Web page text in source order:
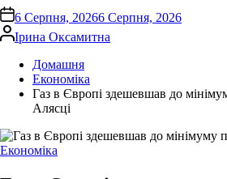
on6 Серпня, 20266 Серпня, 2026
Опубліковано
Ірина Оксамитна
Домашня
Економіка
Газ в Європі здешевшав до
Алясці
Опублікувати
Економіка